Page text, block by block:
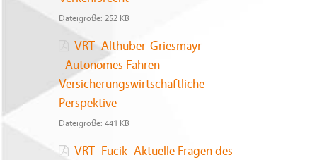
Dateigröße: 252 KB
VRT_Althuber-Griesmayr
_Autonomes Fahren -
Versicherungswirtschaftliche
Perspektive
Dateigröße: 441 KB
VRT_Fucik_Aktuelle Fragen des